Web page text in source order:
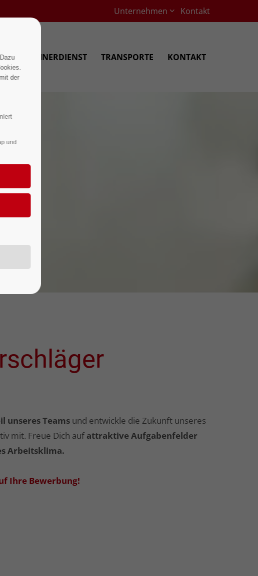
Unternehmen Kontakt
CONTAINERDIENST TRANSPORTE KONTAKT
unseres Teams und entwickle die Zukunft unseres
mit. Freue Dich auf attraktive Aufgabenfelder
Arbeitsklima.
Ihre Bewerbung!
der
und